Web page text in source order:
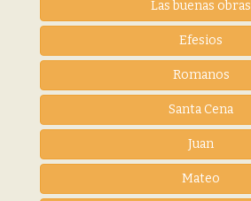
Las buenas obras
Efesios
Romanos
Santa Cena
Juan
Mateo